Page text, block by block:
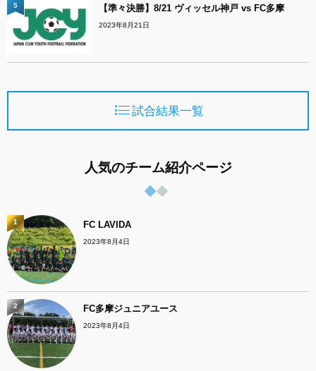
【準々決勝】8/21 ヴィッセル神戸 vs FC多摩
2023年8月21日
5
試合結果一覧
人気のチーム紹介ページ
FC LAVIDA
2023年8月4日
1
FC多摩ジュニアユース
2023年8月4日
2